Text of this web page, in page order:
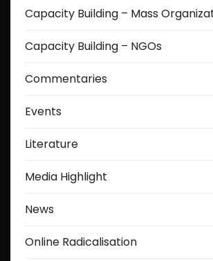
Capacity Building – Mass
Capacity Building – NGOs
Commentaries
Events
Literature
Media Highlight
News
Online Radicalisation